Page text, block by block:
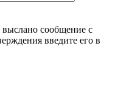
сообщение с
введите его в